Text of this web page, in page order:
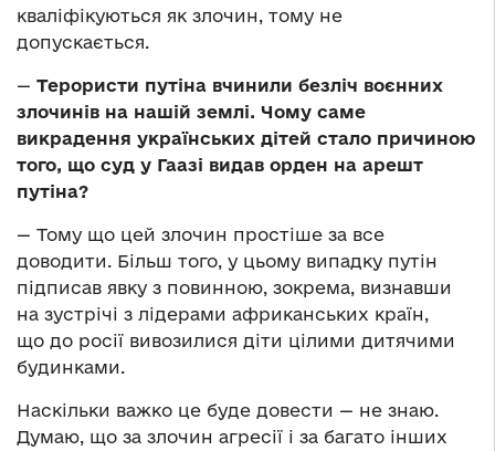
кваліфікуються як злочин, тому не
допускається.
— Терористи путіна вчинили безліч воєнних
злочинів на нашій землі. Чому саме
викрадення українських дітей стало причиною
того, що суд у Гаазі видав орден на арешт
путіна?
— Тому що цей злочин простіше за все
доводити. Більш того, у цьому випадку путін
підписав явку з повинною, зокрема, визнавши
на зустрічі з лідерами африканських країн,
що до росії вивозилися діти цілими дитячими
будинками.
Наскільки важко це буде довести — не знаю.
Думаю, що за злочин агресії і за багато інших